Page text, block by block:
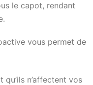
le capot, rendant
vous permet de
n’affectent vos